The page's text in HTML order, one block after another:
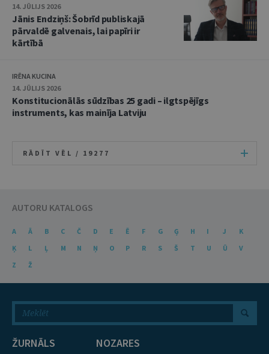
14. JŪLIJS 2026
Jānis Endziņš: Šobrīd publiskajā
pārvaldē galvenais, lai papīri ir
kārtībā
IRĒNA KUCINA
14. JŪLIJS 2026
Konstitucionālās sūdzības 25 gadi – ilgtspējīgs
instruments, kas mainīja Latviju
RĀDĪT VĒL / 19277
AUTORU KATALOGS
A Ā B C Č D E Ē F G Ģ H I J
K
Ķ
L Ļ M N Ņ O P R S Š T U Ū
V
Z
Ž
ŽURNĀLS NOZARES